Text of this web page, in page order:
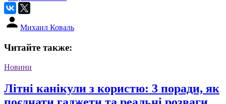
Михаил Коваль
Читайте также:
Новини
Літні канікули з користю: 3 поради, як